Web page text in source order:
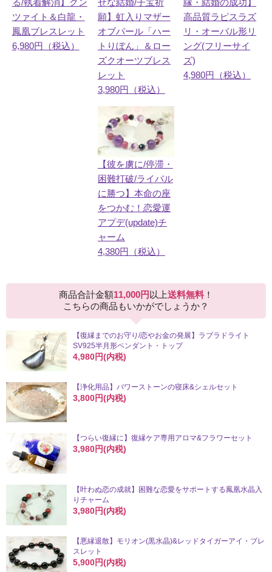
ツァイト＆白龍・
鳳凰ブレスレット
6,980円（税込）
願】虹入りマザー
オブパール「ハー
トりぼん」＆ロー
ズクオーツブレス
レット
3,980円（税込）
高品質ラピスラズ
リ・オーバル形リ
ング(フリーサイ
ズ)
4,980円（税込）
【彼を虜に/停滞・
困難打破/ライバル
に勝つ】本命の座
をつかむ！恋愛運
アプデ(update)チ
ャーム
4,380円（税込）
商品合計金額11,000円 以上送料無料 ！
こちらの商品もいかがでしょうか？
【復縁までのお守り/恋やお金の発展】ラブラドライト
SV925半月形ペンダント・トップ
4,980円(内税)
【浄化用品】パワーストーンの寝床&シェルセット
3,800円(内税)
【つらい復縁に】復縁ケア専用アロマ&フラワーセット
3,980円(内税)
【叶わぬ恋の成就】困難な恋愛をサポートする鳳凰水晶入
りチャーム
3,980円(内税)
【悪縁退散】モリオン(黒水晶)&レッドタイガーアイ・ブレ
スレット
5,900円(内税)